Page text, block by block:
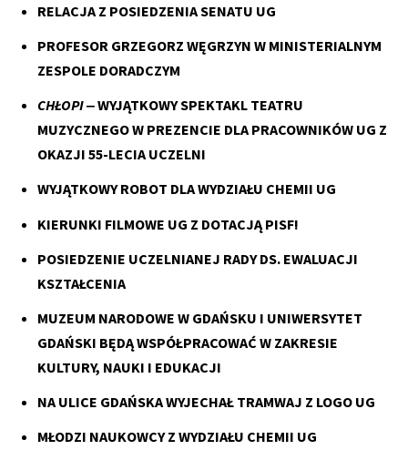
RELACJA Z POSIEDZENIA SENATU UG
PROFESOR GRZEGORZ WĘGRZYN W MINISTERIALNYM
ZESPOLE DORADCZYM
CHŁOPI‒ WYJĄTKOWY SPEKTAKL TEATRU
MUZYCZNEGO W PREZENCIE DLA PRACOWNIKÓW UG Z
OKAZJI 55-LECIA UCZELNI
WYJĄTKOWY ROBOT DLA WYDZIAŁU CHEMII UG
KIERUNKI FILMOWE UG Z DOTACJĄ PISF!
POSIEDZENIE UCZELNIANEJ RADY DS. EWALUACJI
KSZTAŁCENIA
MUZEUM NARODOWE W GDAŃSKU I UNIWERSYTET
GDAŃSKI BĘDĄ WSPÓŁPRACOWAĆ W ZAKRESIE
KULTURY, NAUKI I EDUKACJI
NA ULICE GDAŃSKA WYJECHAŁ TRAMWAJ Z LOGO UG
MŁODZI NAUKOWCY Z WYDZIAŁU CHEMII UG